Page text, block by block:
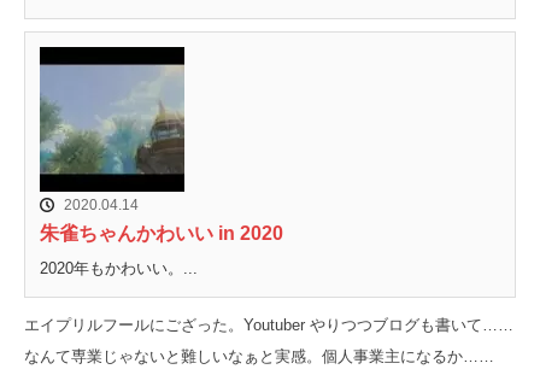
2020.04.14
朱雀ちゃんかわいい in 2020
2020年もかわいい。...
エイプリルフールにござった。Youtuber やりつつブログも書いて……
なんて専業じゃないと難しいなぁと実感。個人事業主になるか……